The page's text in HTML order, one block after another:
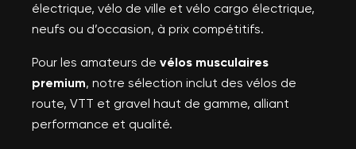
électrique, vélo de ville et vélo cargo électrique,
neufs ou d’occasion, à prix compétitifs.
Pour les amateurs de vélos musculaires
premium, notre sélection inclut des vélos de
route, VTT et gravel haut de gamme, alliant
performance et qualité.